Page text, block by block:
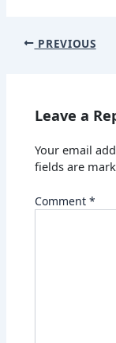
PREVIOUS
Leave a
Your email
fields are
Comment*